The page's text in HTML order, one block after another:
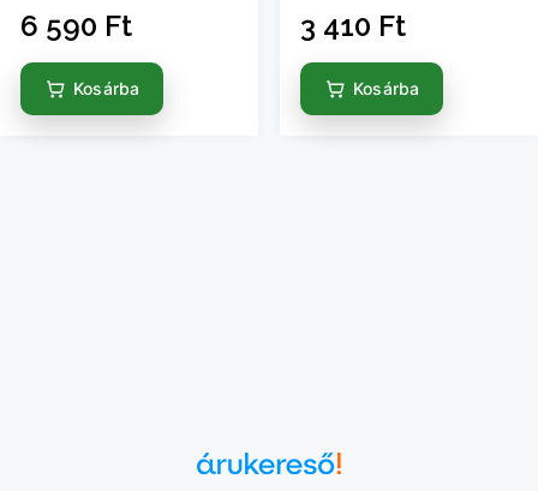
6 590 Ft
Kosárba
3 410 Ft
Kosárba